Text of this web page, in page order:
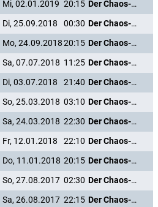
Mi, 02.01.2019 20:15
Der Chaos-Dad
Di, 25.09.2018 00:30
Der Chaos-Dad
Mo, 24.09.201820:15
Der Chaos-Dad
Sa, 07.07.2018 11:25
Der Chaos-Dad
Di, 03.07.2018 21:40
Der Chaos-Dad
So, 25.03.2018 03:10
Der Chaos-Dad
Sa, 24.03.2018 22:30
Der Chaos-Dad
Fr, 12.01.2018 22:10
Der Chaos-Dad
Do, 11.01.2018 20:15
Der Chaos-Dad
So, 27.08.2017 02:30
Der Chaos-Dad
Sa, 26.08.2017 22:15
Der Chaos-Dad